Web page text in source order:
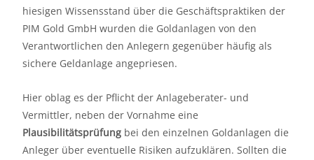
hiesigen Wissensstand über die Geschäftspraktiken der
PIM Gold GmbH wurden die Goldanlagen von den
Verantwortlichen den Anlegern gegenüber häufig als
sichere Geldanlage angepriesen.
Hier oblag es der Pflicht der Anlageberater- und
Vermittler, neben der Vornahme eine
Plausibilitätsprüfung bei den einzelnen Goldanlagen die
Anleger über eventuelle Risiken aufzuklären. Sollten die